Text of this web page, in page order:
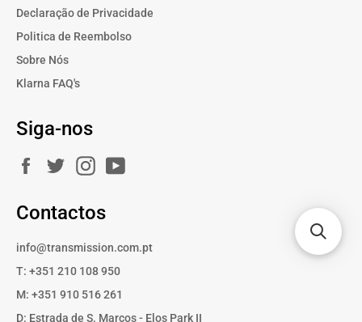
Declaração de Privacidade
Politica de Reembolso
Sobre Nós
Klarna FAQ's
Siga-nos
FacebookTwitterInstagram
Contactos
info@transmission.com.pt
T: +351 210 108 950
M: +351 910 516 261
D: Estrada de S. Marcos - Elos Park II